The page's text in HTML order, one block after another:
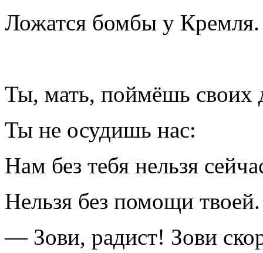
Ложатся бомбы у Кремля.
Ты, мать, поймёшь своих
Ты не осудишь нас:
Нам без тебя нельзя
Нельзя без помощи твоей.
— Зови, радист! Зови